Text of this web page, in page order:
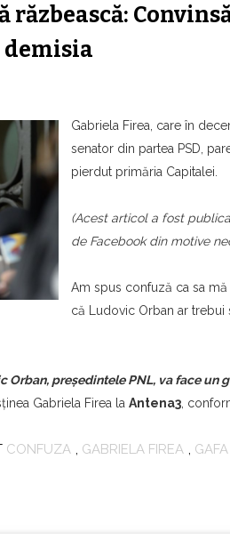
răzbească:
Gabriela Firea, care în
senator din partea PSD,
pierdut primăria Capitalei.
(Acest articol a fost
de Facebook din motive
Am spus confuză ca sa
că Ludovic Orban ar
Orban, președintele PNL, va face un
Gabriela Firea la Antena3 ,
CONFUZA , GABRIELA FIREA , GAFA